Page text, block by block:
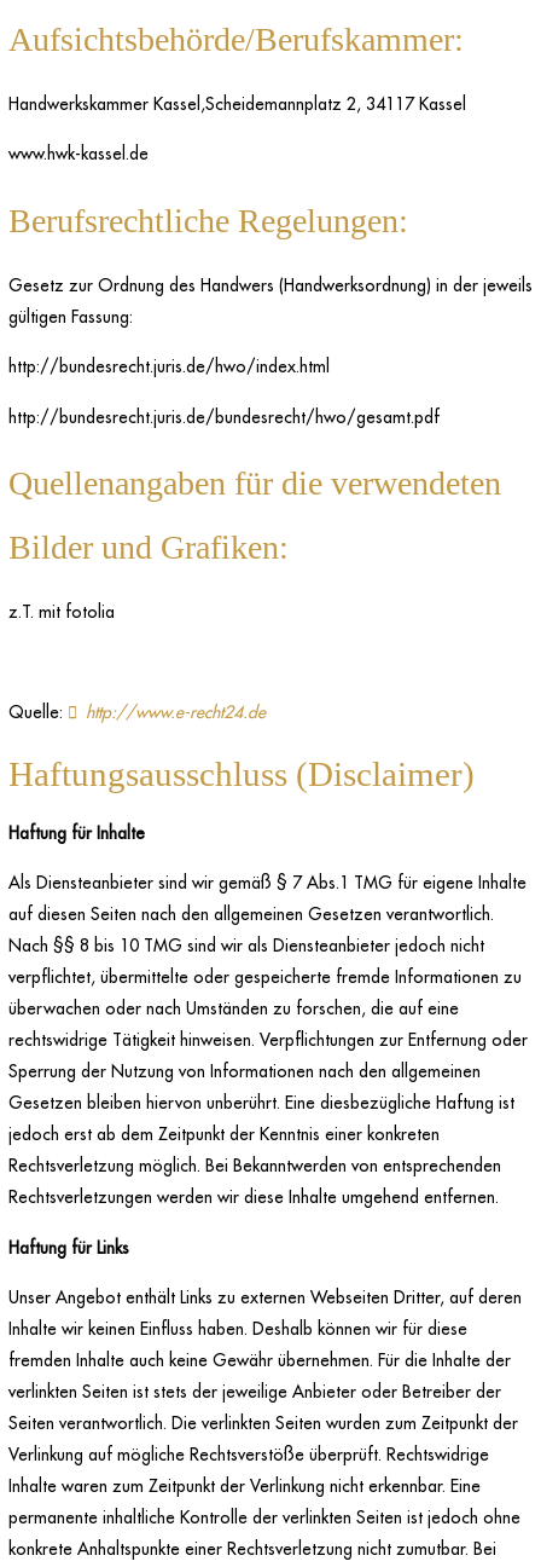
Aufsichtsbehörde/Berufskammer:
Handwerkskammer Kassel,Scheidemannplatz 2, 34117 Kassel
www.hwk-kassel.de
Berufsrechtliche Regelungen:
Gesetz zur Ordnung des Handwers (Handwerksordnung) in der jeweils
gültigen Fassung:
http://bundesrecht.juris.de/hwo/index.html
http://bundesrecht.juris.de/bundesrecht/hwo/gesamt.pdf
Quellenangaben für die verwendeten
Bilder und Grafiken:
z.T. mit fotolia
Quelle: http://www.e-recht24.de
Haftungsausschluss (Disclaimer)
Haftung für Inhalte
Als Diensteanbieter sind wir gemäß § 7 Abs.1 TMG für eigene Inhalte
auf diesen Seiten nach den allgemeinen Gesetzen verantwortlich.
Nach §§ 8 bis 10 TMG sind wir als Diensteanbieter jedoch nicht
verpflichtet, übermittelte oder gespeicherte fremde Informationen zu
überwachen oder nach Umständen zu forschen, die auf eine
rechtswidrige Tätigkeit hinweisen. Verpflichtungen zur Entfernung oder
Sperrung der Nutzung von Informationen nach den allgemeinen
Gesetzen bleiben hiervon unberührt. Eine diesbezügliche Haftung ist
jedoch erst ab dem Zeitpunkt der Kenntnis einer konkreten
Rechtsverletzung möglich. Bei Bekanntwerden von entsprechenden
Rechtsverletzungen werden wir diese Inhalte umgehend entfernen.
Haftung für Links
Unser Angebot enthält Links zu externen Webseiten Dritter, auf deren
Inhalte wir keinen Einfluss haben. Deshalb können wir für diese
fremden Inhalte auch keine Gewähr übernehmen. Für die Inhalte der
verlinkten Seiten ist stets der jeweilige Anbieter oder Betreiber der
Seiten verantwortlich. Die verlinkten Seiten wurden zum Zeitpunkt der
Verlinkung auf mögliche Rechtsverstöße überprüft. Rechtswidrige
Inhalte waren zum Zeitpunkt der Verlinkung nicht erkennbar. Eine
permanente inhaltliche Kontrolle der verlinkten Seiten ist jedoch ohne
konkrete Anhaltspunkte einer Rechtsverletzung nicht zumutbar. Bei